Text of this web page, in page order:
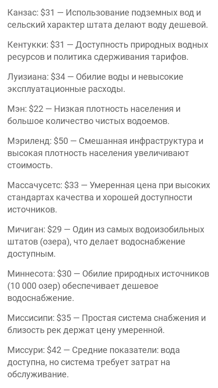
Канзас: $31 — Использование подземных вод и
сельский характер штата делают воду дешевой.
Кентукки: $31 — Доступность природных водных
ресурсов и политика сдерживания тарифов.
Луизиана: $34 — Обилие воды и невысокие
эксплуатационные расходы.
Мэн: $22 — Низкая плотность населения и
большое количество чистых водоемов.
Мэриленд: $50 — Смешанная инфраструктура и
высокая плотность населения увеличивают
стоимость.
Массачусетс: $33 — Умеренная цена при высоких
стандартах качества и хорошей доступности
источников.
Мичиган: $29 — Один из самых водоизобильных
штатов (озера), что делает водоснабжение
доступным.
Миннесота: $30 — Обилие природных источников
(10 000 озер) обеспечивает дешевое
водоснабжение.
Миссисипи: $35 — Простая система снабжения и
близость рек держат цену умеренной.
Миссури: $42 — Средние показатели: вода
доступна, но система требует затрат на
обслуживание.